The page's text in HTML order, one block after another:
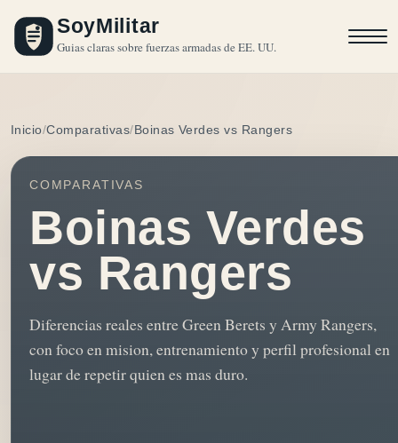
SoyMilitar
Guias claras sobre fuerzas armadas de EE. UU.
Inicio Comparativas Boinas Verdes vs Rangers
COMPARATIVAS
Boinas Verdes
vs Rangers
Diferencias reales entre Green Berets y Army Rangers,
con foco en mision, entrenamiento y perfil profesional en
lugar de repetir quien es mas duro.